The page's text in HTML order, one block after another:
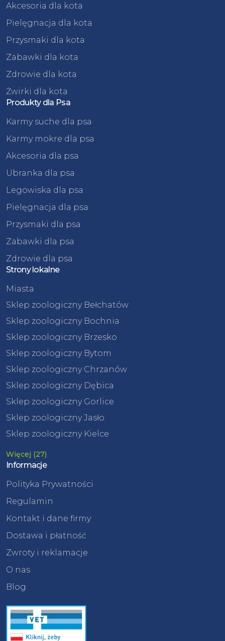
Akcesoria dla kota
Pielęgnacja dla kota
Przysmaki dla kota
Zabawki dla kota
Zdrowie dla kota
Żwirki dla kota
Produkty dla Psa
Karmy suche dla psa
Karmy mokre dla psa
Akcesoria dla psa
Ubranka dla psa
Legowiska dla psa
Pielęgnacja dla psa
Przysmaki dla psa
Zabawki dla psa
Zdrowie dla psa
Strony lokalne
Miasta
Sklep zoologiczny Bełchatów
Sklep zoologiczny Bochnia
Sklep zoologiczny Brzesko
Sklep zoologiczny Bytom
Sklep zoologiczny Chrzanów
Sklep zoologiczny Dębica
Sklep zoologiczny Gorlice
Sklep zoologiczny Jasło
Sklep zoologiczny Kielce
Więcej (27)
Informacje
Polityka Prywatności
Regulamin
Kontakt i dane firmy
Dostawa i płatność
Zwroty i reklamacje
O nas
Blog